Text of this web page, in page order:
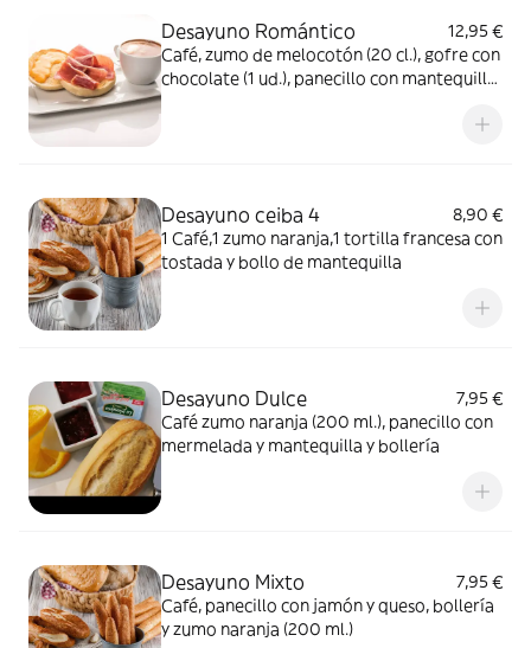
Desayuno Romántico
12,95 €
Café, zumo de melocotón (20 cl.), gofre con
chocolate (1 ud.), panecillo con mantequilla
Desayuno ceiba 4
8,90 €
1 Café,1 zumo naranja,1 tortilla francesa con
tostada y bollo de mantequilla
Desayuno Dulce
7,95 €
Café zumo naranja (200 ml.), panecillo con
mermelada y mantequilla y bollería
Desayuno Mixto
7,95 €
Café, panecillo con jamón y queso, bollería
y zumo naranja (200 ml.)